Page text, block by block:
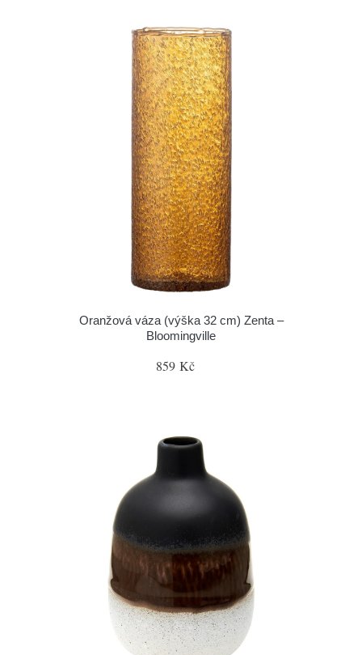
Oranžová váza (výška 32 cm) Zenta –
Bloomingville
859 Kč